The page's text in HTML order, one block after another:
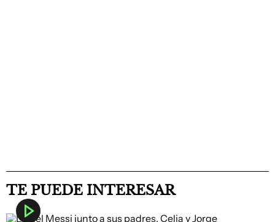
TE PUEDE INTERESAR